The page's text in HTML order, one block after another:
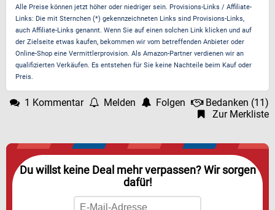
Alle Preise können jetzt höher oder niedriger sein. Provisions-Links / Affiliate-
Links: Die mit Sternchen (*) gekennzeichneten Links sind Provisions-Links,
auch Affiliate-Links genannt. Wenn Sie auf einen solchen Link klicken und auf
der Zielseite etwas kaufen, bekommen wir vom betreffenden Anbieter oder
Online-Shop eine Vermittlerprovision. Als Amazon-Partner verdienen wir an
qualifizierten Verkäufen. Es entstehen für Sie keine Nachteile beim Kauf oder
Preis.
1 Kommentar Melden Folgen Bedanken (11)
Zur Merkliste
Du willst keine Deal mehr verpassen? Wir sorgen
dafür!